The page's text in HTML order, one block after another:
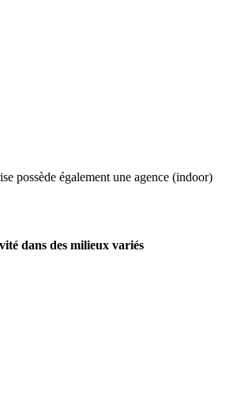
possède également une agence (indoor)
dans des milieux variés